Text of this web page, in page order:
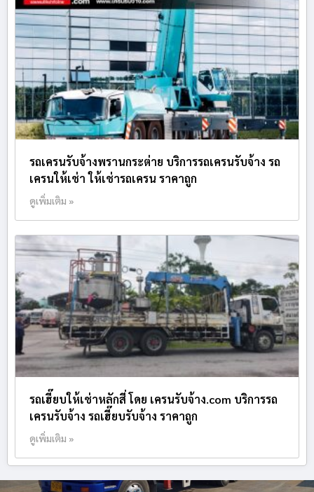
รถเครนรับจ้างพรานกระต่าย บริการรถเครนรับจ้าง รถ
เครนให้เช่า ให้เช่ารถเครน ราคาถูก
ดูเพิ่มเติม »
รถเฮี๊ยบให้เช่าหลักสี่ โดย เครนรับจ้าง.com บริการรถ
เครนรับจ้าง รถเฮี๊ยบรับจ้าง ราคาถูก
ดูเพิ่มเติม »